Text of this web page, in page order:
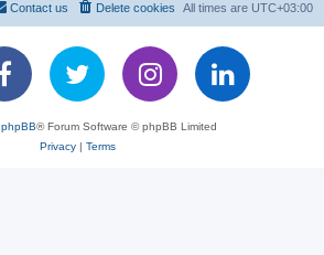
All times are UTC+03:00
Delete cookies
Contact us
phpBB® Forum Software © phpBB Limited
Privacy| Terms